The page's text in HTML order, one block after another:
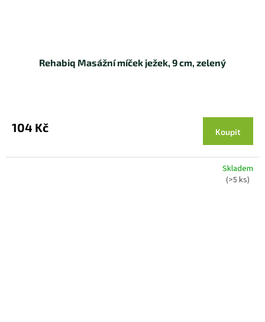
Rehabiq Masážní míček ježek, 9 cm, zelený
104 Kč Koupit
Skladem
(>5 ks)